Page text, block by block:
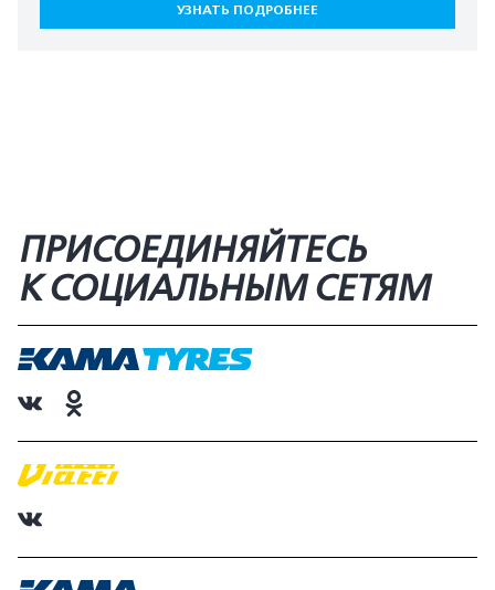
УЗНАТЬ ПОДРОБНЕЕ
ПРИСОЕДИНЯЙТЕСЬ
К СОЦИАЛЬНЫМ СЕТЯМ